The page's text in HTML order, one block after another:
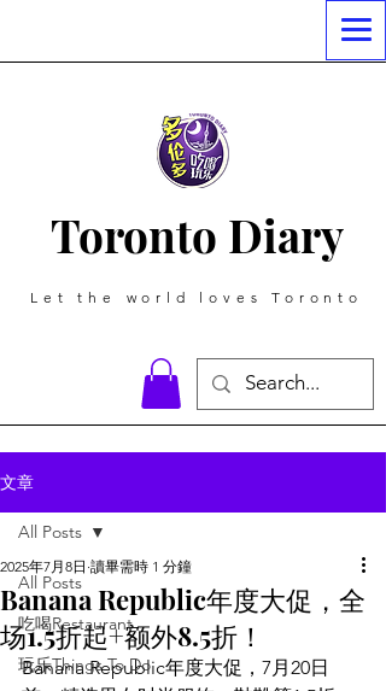
Toronto Diary
Let the world loves Toronto
文章
All Posts
吃喝Restaurant
玩乐Things To Do
All Posts
Banana Republic年度大促，全
场1.5折起+额外8.5折！
2025年7月8日 讀畢需時 1 分鐘
Banana Republic年度大促，7月20日